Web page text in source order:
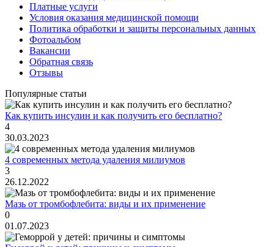
Платные услуги
Условия оказания медицинской помощи
Политика обработки и защиты персональных данных
Фотоальбом
Вакансии
Обратная связь
Отзывы
Популярные статьи
Как купить инсулин и как получить его бесплатно?
4
30.03.2023
4 современных метода удаления милиумов
3
26.12.2022
Мазь от тромбофлебита: виды и их применение
0
01.07.2023